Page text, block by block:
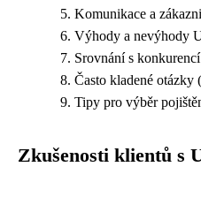
Komunikace a
Výhody a nevýhody
Srovnání s konkurencí
Často kladené otázky
Tipy pro výběr
Zkušenosti klientů s